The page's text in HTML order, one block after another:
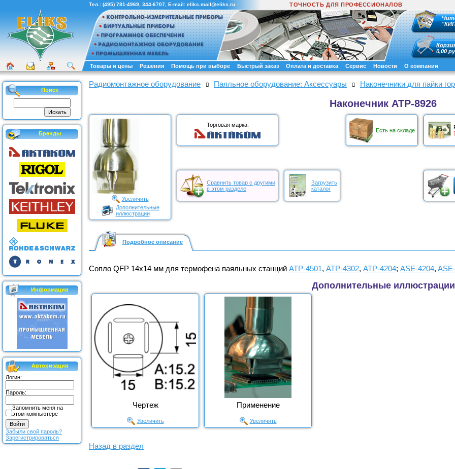
Тел.: (495) 781-4969 344-6707 , E-mail: eliks.mail@eliks.ru ТОЧНОСТЬ ДЛЯ ПРОФЕССИОНАЛОВ
0,00
Товары и цены Решения Помощь при выборе Быстрый заказ Оплата и доставка Сервис Новости О компании
Поиск
Бренды
Информация
Авторизация
Логин:
Пароль:
Запомнить меня на
этом компьютере
Забыли свой пароль?
Зарегистрироваться
Радиомонтажное оборудование Паяльное оборудование: Аксессуары Наконечники для пайки
Наконечник АТР-8926
Увеличить
Дополнительные
иллюстрации
Торговая марка:
Есть на складе
Сравнить товар с другими
в этом разделе
Загрузить
каталог
Подробное описание
Сопло QFP 14x14 мм для термофена паяльных станций АТР-4501, АТР-4302, АТР-4204; ASE-4204,
Дополнительные иллюстрации
Чертеж
Увеличить
Применение
Увеличить
Назад в раздел